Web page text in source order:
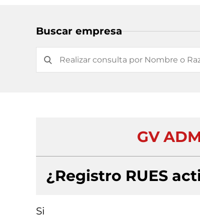
Buscar empresa
GV
¿Registro RUES
Si